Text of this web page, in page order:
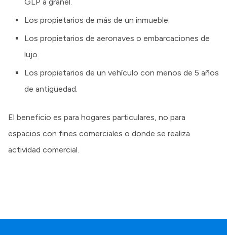
Los propietarios de más de un inmueble.
Los propietarios de aeronaves o embarcaciones de
lujo.
Los propietarios de un vehículo con menos de 5 años
de antigüedad.
El beneficio es para hogares particulares, no para
espacios con fines comerciales o donde se realiza
actividad comercial.